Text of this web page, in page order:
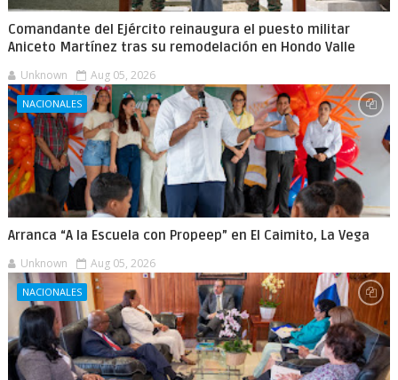
Comandante del Ejército reinaugura el puesto militar
Aniceto Martínez tras su remodelación en Hondo Valle
Unknown Aug 05, 2026
NACIONALES
Arranca “A la Escuela con Propeep” en El Caimito, La Vega
Unknown Aug 05, 2026
NACIONALES